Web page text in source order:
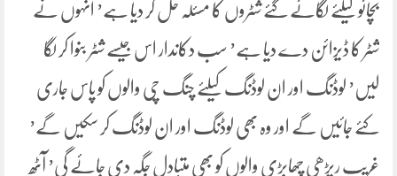
بچائو کیلئے لگائے گئے شٹروں کا مسئلہ حل کر دیا ہے’ انہوں نے
شٹر کا ڈیزائن دے دیا ہے’ سب دکاندار اس جیسے شٹر بنوا کر لگا
لیں’ لوڈنگ اور ان لوڈنگ کیلئے چنگ چی والوں کو پاس جاری
کئے جائیں گے اور وہ بھی لوڈنگ اور ان لوڈنگ کر سکیں گے’
غریب ریڑھی چھابڑی والوں کو بھی متبادل جگہ دی جائے گی’ آٹھ